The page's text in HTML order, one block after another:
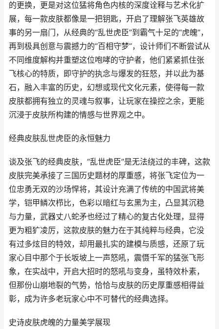
的更换，更是对这位猛将角色内核的深度诠释与艺术化扩
展，每一款皮肤都像是一把钥匙，开启了理解张飞英雄故
事的另一扇门，从经典的“乱世虎臣”到霸气十足的“虎魄”，
再到极具创意与震撼力的“百相守梦”，设计师们不断尝试从
不同维度解构并重塑这位咆哮的守护者，他们紧紧抓住张
飞核心的特质，即守护的执念与爆发的狂怒，并以此为基
石，融入丰富的历史，幻想或现代文化元素，使得每一款
皮肤都拥有独立的灵魂与叙事，让玩家在操控之余，更能
沉浸于皮肤所构建的情感与世界观之中。
经典皮肤乱世虎臣的永恒魅力
谈及张飞的经典皮肤，“乱世虎臣”是无法绕过的丰碑，这款
皮肤完美承接了三国历史题材的厚重感，将张飞定位为一
位忠勇无双的沙场悍将，其设计充满了传统的中国武将美
学，铠甲鳞次栉比，色彩以暗红与玄黑为主，凸显其沉稳
与力量，武器丈八蛇矛也经过了精心的复古化处理，显得
更为粗犷凌厉，这款皮肤的魅力在于其纯粹与经典，它没
有过多炫目的特效，却用最扎实的建模与质感，还原了玩
家心目中那个于长坂坡上一声怒吼，震慑千军的猛张飞形
象，在实战中，开启大招时的怒吼与变身，虽特效朴素，
但那份山崩地裂的气势，恰恰与皮肤的历史厚重感相得益
彰，成为许多老玩家心中不可替代的经典选择。
史诗皮肤虎魄的力量美学展现